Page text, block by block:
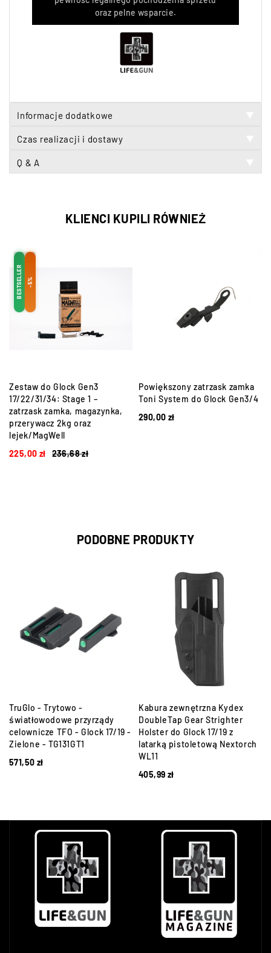
oraz pelne wsparcie.
Informacje dodatkowe
Czas realizacji i dostawy
Q & A
KLIENCI KUPILI RÓWNIEŻ
BESTSELLER -5%
Zestaw do Glock Gen3
17/22/31/34: Stage 1 –
zatrzask zamka, magazynka,
przerywacz 2kg oraz
lejek/MagWell
236,68zł
225,00 zł
Powiększony zatrzask zamka
Toni System do Glock Gen3/4
290,00 zł
PODOBNE PRODUKTY
TruGlo - Trytowo -
światłowodowe przyrządy
celownicze TFO - Glock 17/19 -
Zielone - TG131GT1
571,50 zł
Kabura zewnętrzna Kydex
DoubleTap Gear Strighter
Holster do Glock 17/19 z
latarką pistoletową Nextorch
WL11
405,99 zł